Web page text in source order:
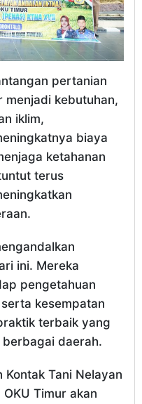
pertanian
kebutuhan,
iklim,
biaya
ketahanan
terus
ini. Mereka
pengetahuan
kesempatan
terbaik yang
daerah.
Tani Nelayan
Timur akan